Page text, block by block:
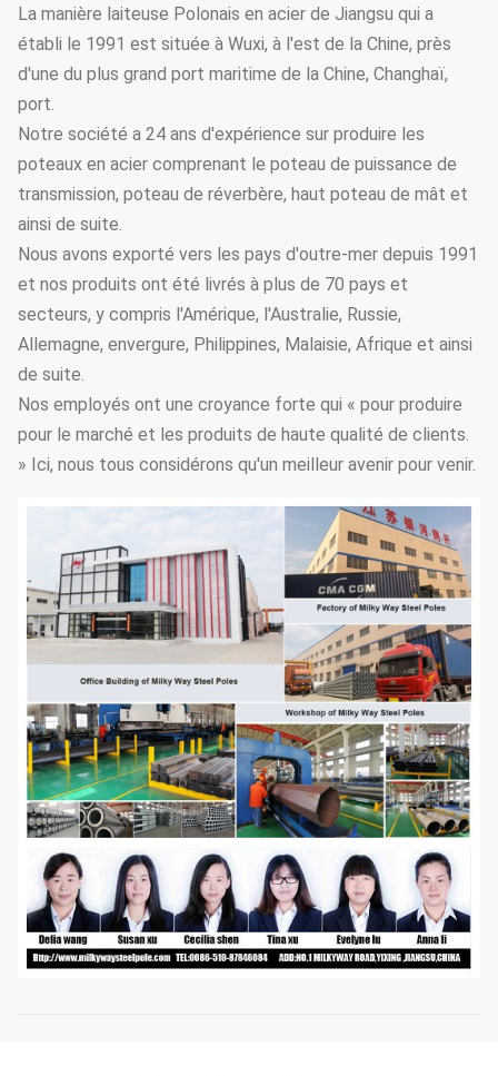
La manière laiteuse Polonais en acier de Jiangsu qui a
établi le 1991 est située à Wuxi, à l'est de la Chine, près
d'une du plus grand port maritime de la Chine, Changhaï,
port.
Notre société a 24 ans d'expérience sur produire les
poteaux en acier comprenant le poteau de puissance de
transmission, poteau de réverbère, haut poteau de mât et
ainsi de suite.
Nous avons exporté vers les pays d'outre-mer depuis 1991
et nos produits ont été livrés à plus de 70 pays et
secteurs, y compris l'Amérique, l'Australie, Russie,
Allemagne, envergure, Philippines, Malaisie, Afrique et ainsi
de suite.
Nos employés ont une croyance forte qui « pour produire
pour le marché et les produits de haute qualité de clients.
» Ici, nous tous considérons qu'un meilleur avenir pour venir.